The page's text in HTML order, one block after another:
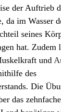
der Auftrieb
da im Wasser
seines
hat. Zudem
und
des
Die
das